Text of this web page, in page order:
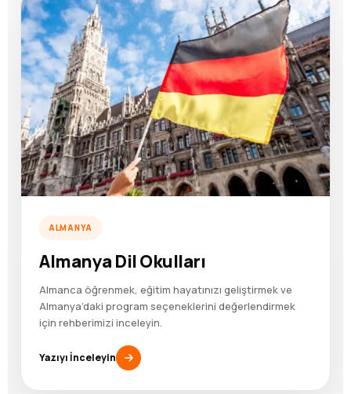
ALMANYA
Almanya Dil Okulları
Almanca öğrenmek, eğitim hayatınızı geliştirmek ve
Almanya’daki program seçeneklerini değerlendirmek
için rehberimizi inceleyin.
Yazıyı İnceleyin